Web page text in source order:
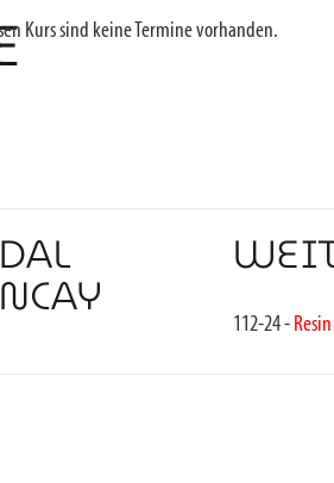
Kurs sind keine Termine vorhanden.
112-24 -